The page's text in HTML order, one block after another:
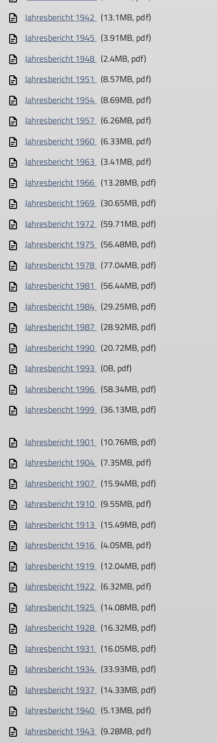
Jahresbericht 1942 (13.1MB, pdf)
Jahresbericht 1945 (3.91MB, pdf)
Jahresbericht 1948 (2.4MB, pdf)
Jahresbericht 1951
(8.57MB, pdf)
Jahresbericht 1954 (8.69MB, pdf)
Jahresbericht 1957 (6.26MB, pdf)
Jahresbericht 1960 (6.33MB, pdf)
Jahresbericht 1963 (3.41MB, pdf)
Jahresbericht 1966 (13.28MB, pdf)
Jahresbericht 1969 (30.65MB, pdf)
Jahresbericht 1972 (59.71MB, pdf)
Jahresbericht 1975 (56.48MB, pdf)
Jahresbericht 1978 (77.04MB, pdf)
Jahresbericht 1981
(56.44MB, pdf)
Jahresbericht 1984 (29.25MB, pdf)
Jahresbericht 1987 (28.92MB, pdf)
Jahresbericht 1990 (20.72MB, pdf)
Jahresbericht 1993 (0B, pdf)
Jahresbericht 1996 (58.34MB, pdf)
Jahresbericht 1999 (36.13MB, pdf)
Jahresbericht 1901
(10.76MB, pdf)
Jahresbericht 1904 (7.35MB, pdf)
Jahresbericht 1907 (15.94MB, pdf)
Jahresbericht 1910 (9.55MB, pdf)
Jahresbericht 1913 (15.49MB, pdf)
Jahresbericht 1916 (4.05MB, pdf)
Jahresbericht 1919 (12.04MB, pdf)
Jahresbericht 1922 (6.32MB, pdf)
Jahresbericht 1925 (14.08MB, pdf)
Jahresbericht 1928 (16.32MB, pdf)
Jahresbericht 1931
(16.05MB, pdf)
Jahresbericht 1934 (33.93MB, pdf)
Jahresbericht 1937 (14.33MB, pdf)
Jahresbericht 1940 (5.13MB, pdf)
Jahresbericht 1943 (9.28MB, pdf)